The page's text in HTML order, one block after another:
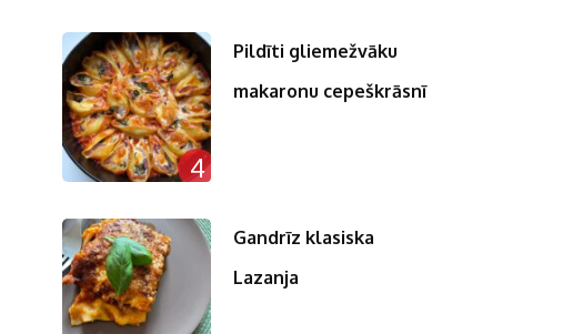
4
Pildīti gliemežvāku
makaronu cepeškrāsnī
Gandrīz klasiska
Lazanja